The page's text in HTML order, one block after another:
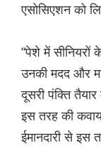
एसोसिएशन को
“पेशे में
उनकी मदद और
दूसरी पंक्ति
इस तरह की
ईमानदारी से इस